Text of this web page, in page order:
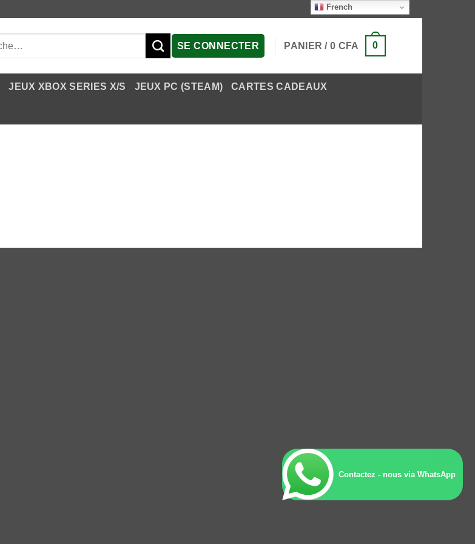
SE CONNECTER PANIER /0 CFA 0
JEUX XBOX SERIES X/S JEUX PC (STEAM) CARTES CADEAUX
French
Contactez - nous via WhatsApp